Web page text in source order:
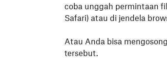
coba unggah permintaan
Safari) atau di jendela
Atau Anda bisa
tersebut.